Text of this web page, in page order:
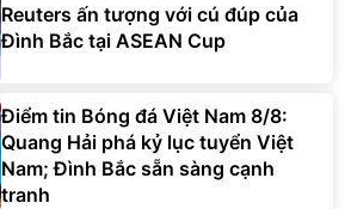
Reuters ấn tượng với cú đúp của
Đình Bắc tại ASEAN Cup
Điểm tin Bóng đá Việt Nam 8/8:
Quang Hải phá kỷ lục tuyển Việt
Nam; Đình Bắc sẵn sàng cạnh
tranh